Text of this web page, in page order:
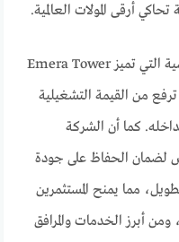
أرقى المولات العالمية.
وتُعد هذه الخدمات أحد الركائز الأساسية التي تميز Emera Tower
من القيمة التشغيلية
كما أن الشركة
لضمان الحفاظ على جودة
مما يمنح المستثمرين
ومن أبرز الخدمات والمرافق